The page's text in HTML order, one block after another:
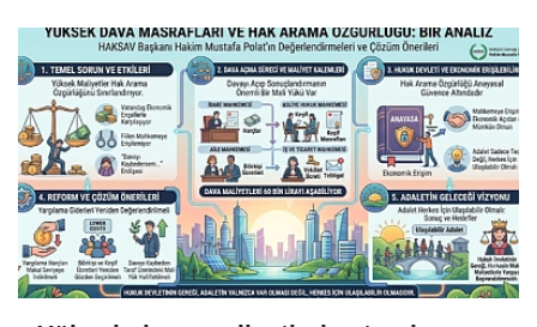
ÇIKTI!